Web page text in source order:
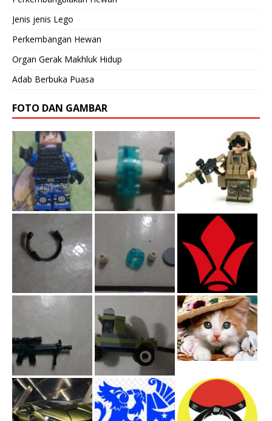
Jenis jenis Lego
Perkembangan Hewan
Organ Gerak Makhluk Hidup
Adab Berbuka Puasa
FOTO DAN GAMBAR